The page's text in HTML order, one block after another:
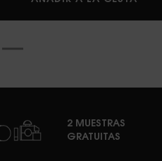
2 MUESTRAS
GRATUITAS